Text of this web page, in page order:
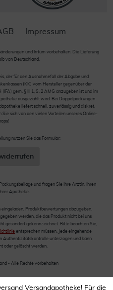
Impressum
und Irrtum vorbehalten. Die Lieferung
von Deutschland.
der für den Ausnahmefall der Abgabe und
(KK) vom Hersteller gegenüber der
gem. § III 1, S. 2 AMG anzugeben ist und im
ausgezahlt wird. Bei Doppelpackungen
liefert schnell, zuverlässig und diskret.
sich von den vielen Vorteilen unseres Online-
nutzen Sie das Formular:
und fragen Sie Ihre Ärztin, Ihren
Apotheke.
Produktbewertungen abzugeben.
werden, die das Produkt nicht bei uns
gesondert gekennzeichnet. Bitte beachten Sie,
entsprechen müssen. Jede eingehende
Authentizitätskontrolle unterzogen und kann
oder gelöscht werden.
- Alle Rechte vorbehalten
Versandapotheke! Für die